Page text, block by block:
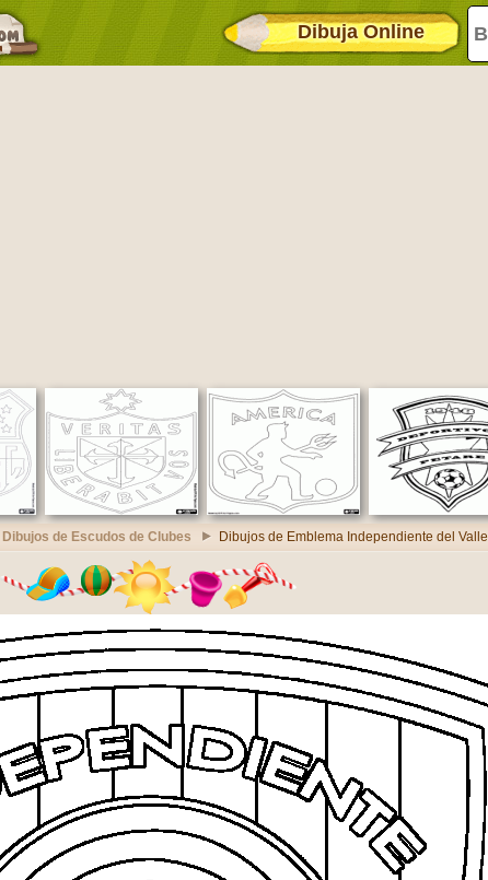
Dibuja Online
Dibujos de Escudos de Clubes Dibujos de Emblema Independiente del Valle